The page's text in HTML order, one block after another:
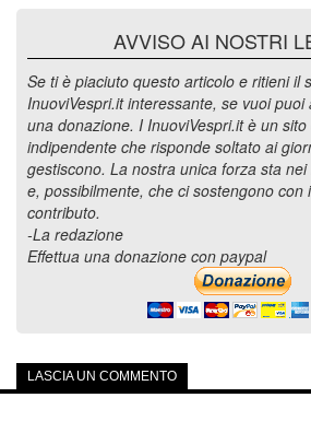
AVVISO AI NOSTRI
Se ti è piaciuto questo articolo e ritieni il
InuoviVespri.it interessante, se vuoi
una donazione. I InuoviVespri.it è un
indipendente che risponde soltato ai
gestiscono. La nostra unica forza sta
e, possibilmente, che ci sostengono con
contributo.
-La redazione
Effettua una donazione con paypal
LASCIA UN COMMENTO